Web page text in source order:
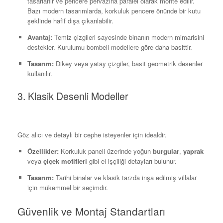
Bazı modern tasarımlarda, korkuluk pencere önünde bir kutu
şeklinde hafif dışa çıkarılabilir.
Avantaj: Temiz çizgileri sayesinde binanın modern mimarisini
destekler. Kurulumu bombeli modellere göre daha basittir.
Tasarım: Dikey veya yatay çizgiler, basit geometrik desenler
kullanılır.
3. Klasik Desenli Modeller
Göz alıcı ve detaylı bir cephe isteyenler için idealdir.
Özellikler: Korkuluk paneli üzerinde yoğun burgular, yaprak
veya çiçek motifleri gibi el işçiliği detayları bulunur.
Tasarım: Tarihi binalar ve klasik tarzda inşa edilmiş villalar
için mükemmel bir seçimdir.
Güvenlik ve Montaj Standartları